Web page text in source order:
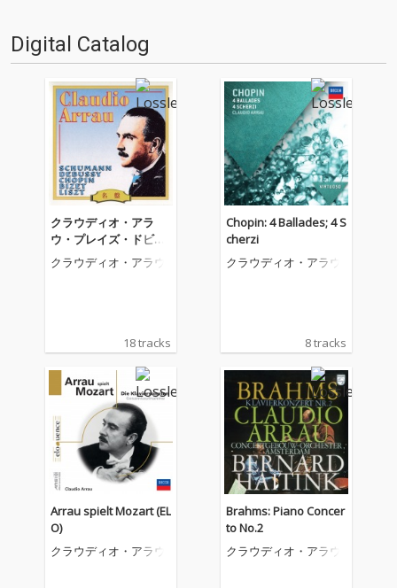
Digital Catalog
クラウディオ・アラ
ウ・プレイズ・ドビュ
ッシー、ショパン、ビ
ゼー、リスト&シュー
クラウディオ・アラウ
18 tracks
Chopin: 4 Ballades; 4 S
cherzi
クラウディオ・アラウ
8 tracks
Arrau spielt Mozart (EL
O)
クラウディオ・アラウ
Brahms: Piano Concer
to No.2
クラウディオ・アラウ